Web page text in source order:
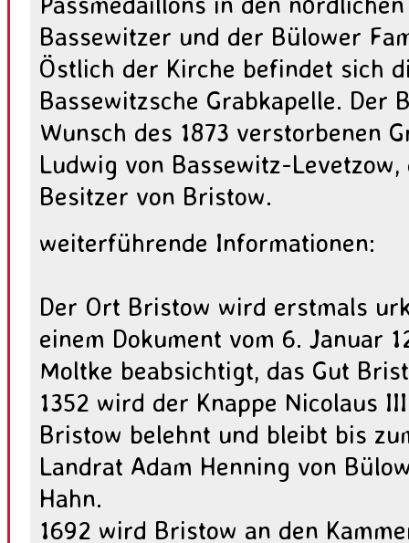
Bassewitzer und der Bülower
Östlich der Kirche befindet sich
Bassewitzsche Grabkapelle. Der
Wunsch des 1873 verstorbenen
Ludwig von Bassewitz-
Besitzer von Bristow.
weiterführende Informationen:
Der Ort Bristow wird erstmals
einem Dokument vom 6. Januar
Moltke beabsichtigt, das Gut
1352 wird der Knappe Nicolaus
Bristow belehnt und bleibt bis
Landrat Adam Henning von
Hahn.
1692 wird Bristow an den